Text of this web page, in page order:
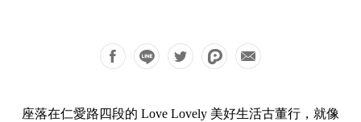
座落在仁愛路四段的 Love Lovely 美好生活古董行，就像